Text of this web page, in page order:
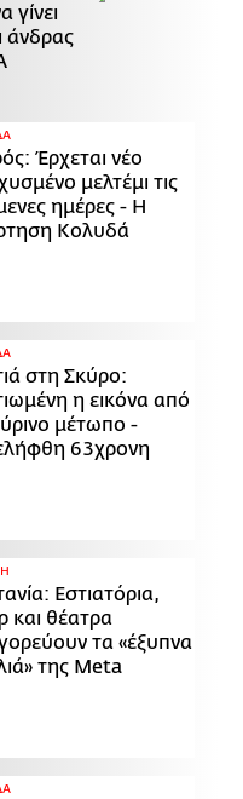
γίνει
άνδρας
Έρχεται νέο
μελτέμι τις
ημέρες - Η
Κολυδά
στη Σκύρο:
η εικόνα από
μέτωπο -
63χρονη
Εστιατόρια,
και θέατρα
τα «έξυπνα
της Meta